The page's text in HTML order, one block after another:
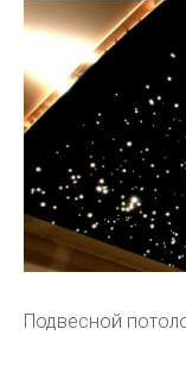
Подвесной